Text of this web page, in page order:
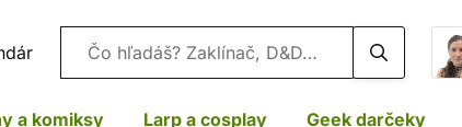
Vyhľadávanie
a komiksy Larp a cosplay Geek darčeky